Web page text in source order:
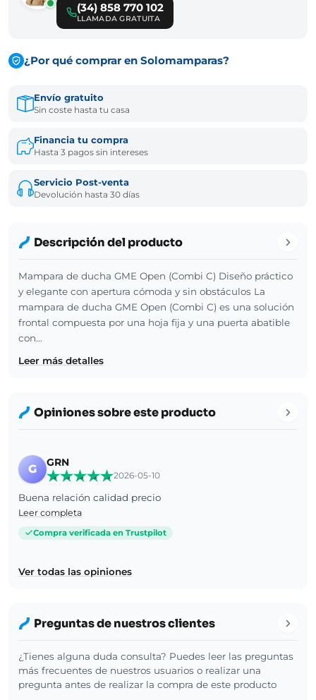
(34) 858 770 102
LLAMADA GRATUITA
¿Por qué comprar en Solomamparas?
Envío gratuito
Sin coste hasta tu casa
Financia tu compra
Hasta 3 pagos sin intereses
Servicio Post-venta
Devolución hasta 30 días
Descripción del producto
Mampara de ducha GME Open (Combi C) Diseño práctico
y elegante con apertura cómoda y sin obstáculos La
mampara de ducha GME Open (Combi C) es una solución
frontal compuesta por una hoja fija y una puerta abatible
con…
Leer más detalles
Opiniones sobre este producto
G
GRN
2026-05-10
Buena relación calidad precio
Leer completa
Compra verificada en Trustpilot
Ver todas las opiniones
Preguntas de nuestros clientes
¿Tienes alguna duda consulta? Puedes leer las preguntas
más frecuentes de nuestros usuarios o realizar una
pregunta antes de realizar la compra de este producto